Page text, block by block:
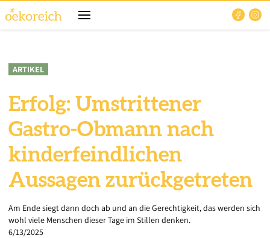
ARTIKEL
Erfolg: Umstrittener
Gastro-Obmann nach
kinderfeindlichen
Aussagen zurückgetreten
Am Ende siegt dann doch ab und an die Gerechtigkeit, das werden sich
wohl viele Menschen dieser Tage im Stillen denken.
6/13/2025